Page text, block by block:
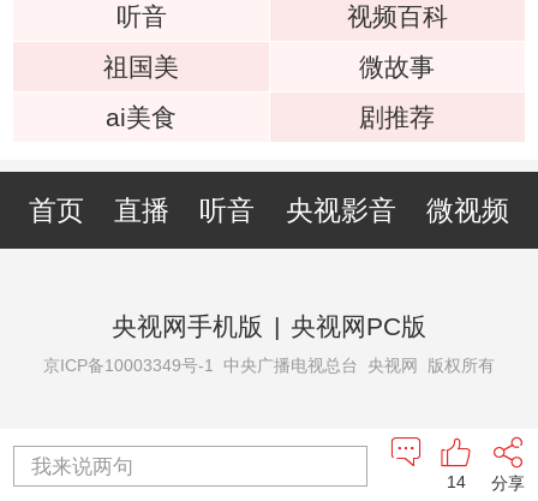
听音
视频百科
祖国美
微故事
ai美食
剧推荐
首页 直播 听音 央视影音 微视频
央视网手机版 | 央视网PC版
京ICP备10003349号-1 中央广播电视总台 央视网 版权所有
我来说两句
分享
14